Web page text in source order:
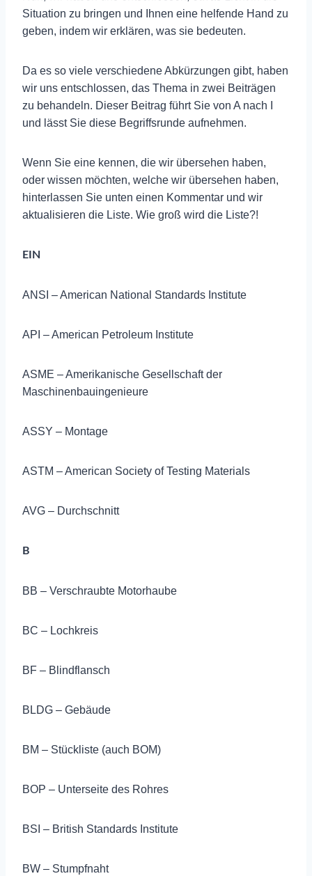
Situation zu bringen und Ihnen eine helfende Hand zu
geben, indem wir erklären, was sie bedeuten.
Da es so viele verschiedene Abkürzungen gibt, haben
wir uns entschlossen, das Thema in zwei Beiträgen
zu behandeln. Dieser Beitrag führt Sie von A nach I
und lässt Sie diese Begriffsrunde aufnehmen.
Wenn Sie eine kennen, die wir übersehen haben,
oder wissen möchten, welche wir übersehen haben,
hinterlassen Sie unten einen Kommentar und wir
aktualisieren die Liste. Wie groß wird die Liste?!
EIN
ANSI – American National Standards Institute
API – American Petroleum Institute
ASME – Amerikanische Gesellschaft der
Maschinenbauingenieure
ASSY – Montage
ASTM – American Society of Testing Materials
AVG – Durchschnitt
B
BB – Verschraubte Motorhaube
BC – Lochkreis
BF – Blindflansch
BLDG – Gebäude
BM – Stückliste (auch BOM)
BOP – Unterseite des Rohres
BSI – British Standards Institute
BW – Stumpfnaht